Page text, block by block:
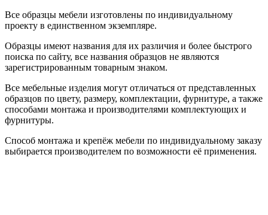
Все образцы мебели изготовлены по индивидуальному
проекту в единственном экземпляре.
Образцы имеют названия для их различия и более быстрого
поиска по сайту, все названия образцов не являются
зарегистрированным товарным знаком.
Все мебельные изделия могут отличаться от представленных
образцов по цвету, размеру, комплектации, фурнитуре, а также
способами монтажа и производителями комплектующих и
фурнитуры.
Способ монтажа и крепёж мебели по индивидуальному заказу
выбирается производителем по возможности её применения.